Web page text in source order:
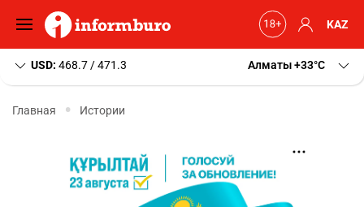
KAZ
USD: 468.7 / 471.3 Алматы+33 C
Главная Истории